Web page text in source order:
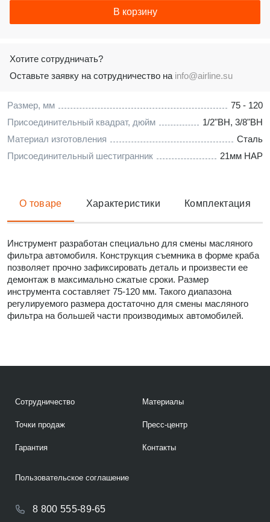
Размер, мм
75 - 120
Присоединительный квадрат, дюйм
1/2"ВН, 3/8"ВН
Материал изготовления
Сталь
Присоединительный шестигранник
21мм НАР
В корзину
Хотите сотрудничать?
Оставьте заявку на сотрудничество на info@airline.su
О товаре Характеристики Комплектация
Инструмент разработан специально для смены масляного
фильтра автомобиля. Конструкция съемника в форме краба
позволяет прочно зафиксировать деталь и произвести ее
демонтаж в максимально сжатые сроки. Размер
инструмента составляет 75-120 мм. Такого диапазона
регулируемого размера достаточно для смены масляного
фильтра на большей части производимых автомобилей.
Сотрудничество
Точки продаж
Гарантия
Материалы
Пресс-центр
Контакты
8 800 555-89-65
Пользовательское соглашение